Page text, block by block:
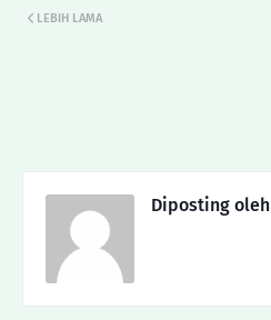
LEBIH LAMA
Diposting oleh